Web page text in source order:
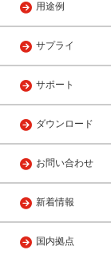
用途例
サプライ
サポート
ダウンロード
お問い合わせ
新着情報
国内拠点